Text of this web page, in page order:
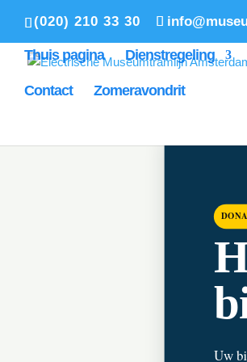
(020) 210 33 30
Thuis pagina Dienstregeling
Contact Zomeravondrit
Uw